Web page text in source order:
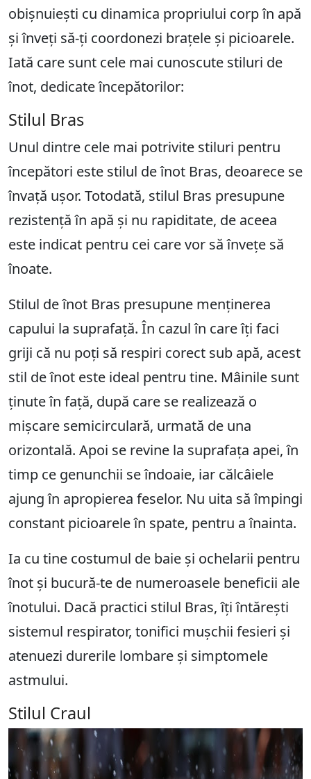
obișnuiești cu dinamica propriului corp în apă
și înveți să-ți coordonezi brațele și picioarele.
Iată care sunt cele mai cunoscute stiluri de
înot, dedicate începătorilor:
Stilul Bras
Unul dintre cele mai potrivite stiluri pentru
începători este stilul de înot Bras, deoarece se
învață ușor. Totodată, stilul Bras presupune
rezistență în apă și nu rapiditate, de aceea
este indicat pentru cei care vor să învețe să
înoate.
Stilul de înot Bras presupune menținerea
capului la suprafață. În cazul în care îți faci
griji că nu poți să respiri corect sub apă, acest
stil de înot este ideal pentru tine. Mâinile sunt
ținute în față, după care se realizează o
mișcare semicirculară, urmată de una
orizontală. Apoi se revine la suprafața apei, în
timp ce genunchii se îndoaie, iar călcâiele
ajung în apropierea feselor. Nu uita să împingi
constant picioarele în spate, pentru a înainta.
Ia cu tine costumul de baie și ochelarii pentru
înot și bucură-te de numeroasele beneficii ale
înotului. Dacă practici stilul Bras, îți întărești
sistemul respirator, tonifici mușchii fesieri și
atenuezi durerile lombare și simptomele
astmului.
Stilul Craul